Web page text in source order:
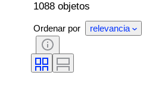
1088 objetos
Ordenar por relevancia